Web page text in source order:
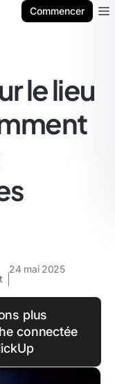
Commencer
le lieu
24 mai 2025
plus
connectée